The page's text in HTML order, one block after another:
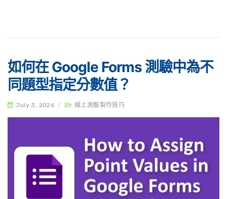
如何在 Google Forms 測驗中為不
同題型指定分數值？
July 3, 2026 / 線上測驗製作技巧